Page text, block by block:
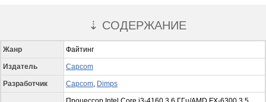
⇣ СОДЕРЖАНИЕ
Жанр Файтинг
Издатель Capcom
Разработчик Capcom, Dimps